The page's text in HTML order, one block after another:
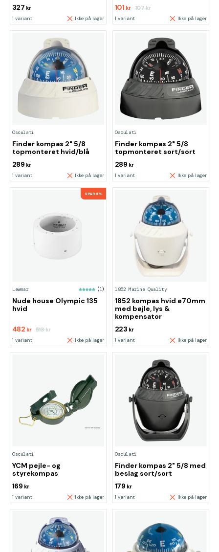
327 kr
1 variant Ikke på lager
101 kr 107kr
1 variant Ikke på lager
Osculati
Finder kompas 2" 5/8
topmonteret hvid/blå
289 kr
1 variant Ikke på lager
Osculati
Finder kompas 2" 5/8
topmonteret sort/sort
289 kr
1 variant Ikke på lager
SPAR 6%
Lewmar (1)
Nude house Olympic 135
hvid
482 kr 513kr
1 variant Ikke på lager
1852 Marine Quality
1852 kompas hvid ø70mm
med bøjle, lys &
kompensator
223 kr
1 variant Ikke på lager
Osculati
YCM pejle- og
styrekompas
169 kr
1 variant Ikke på lager
Osculati
Finder kompas 2" 5/8 med
beslag sort/sort
179 kr
1 variant Ikke på lager